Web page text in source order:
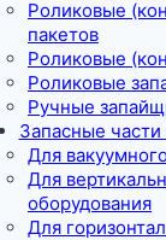
Роликовые
пакетов
Роликовые
Роликовые
Ручные
Запасные
Для
Для
оборудования
Для